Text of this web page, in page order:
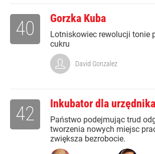
Gorzka Kuba
Lotniskowiec rewolucji tonie
cukru
40
David Gonzalez
Inkubator dla urzędnika
Państwo podejmując trud
tworzenia nowych miejsc
zwiększa bezrobocie.
42